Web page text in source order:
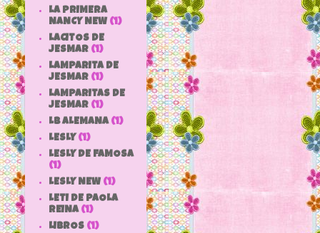
LA PRIMERA
NANCY NEW (1)
LACITOS DE
JESMAR (1)
LAMPARITA DE
JESMAR (1)
LAMPARITAS DE
JESMAR (1)
LB ALEMANA (1)
LESLY (1)
LESLY DE FAMOSA
(1)
LESLY NEW (1)
LETI DE PAOLA
REINA (1)
LIBROS (1)